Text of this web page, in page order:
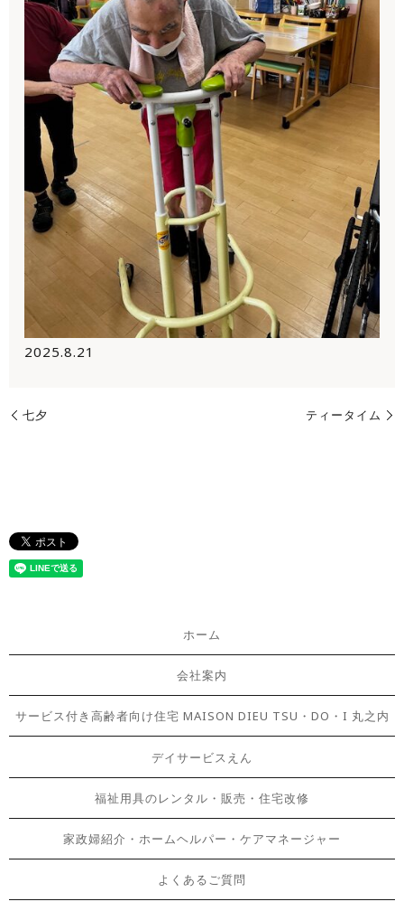
2025.8.21
七夕 ティータイム
ホーム
会社案内
サービス付き高齢者向け住宅 MAISON DIEU TSU・DO・I 丸之内
デイサービスえん
福祉用具のレンタル・販売・住宅改修
家政婦紹介・ホームヘルパー・ケアマネージャー
よくあるご質問